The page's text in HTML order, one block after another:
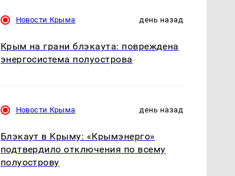
Новости Крыма день назад
Крым на грани блэкаута: повреждена
энергосистема полуострова
Новости Крыма день назад
Блэкаут в Крыму: «Крымэнерго»
подтвердило отключения по всему
полуострову